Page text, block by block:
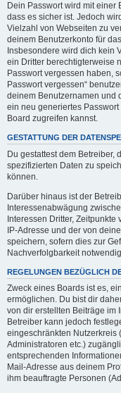
Dein Passwort wird mit
dass es sicher ist. Jedoch
Vielzahl von Webseiten zu
deinem Benutzerkonto für
Insbesondere wird dich kein
ein Dritter berechtigterweise
Passwort vergessen haben,
Passwort vergessen“
deinem Benutzernamen und
ein neu generiertes
Board zugreifen kannst.
GESTATTUNG DER
Du gestattest dem
spezifizierten Daten zu
können.
Darüber hinaus ist der
Interessenabwägung
Interessen Dritter,
IP-Adresse und der von
speichern, sofern dies zur
Nachverfolgbarkeit notwendig
REGELUNGEN BEZÜGLICH
Zweck eines Boards ist es,
ermöglichen. Du bist dir
von dir erstellten Beiträge im
Betreiber kann jedoch
eingeschränkten Nutzerkreis
Administratoren etc.)
entsprechenden
Mail-Adresse aus deinem
ihm beauftragte Personen